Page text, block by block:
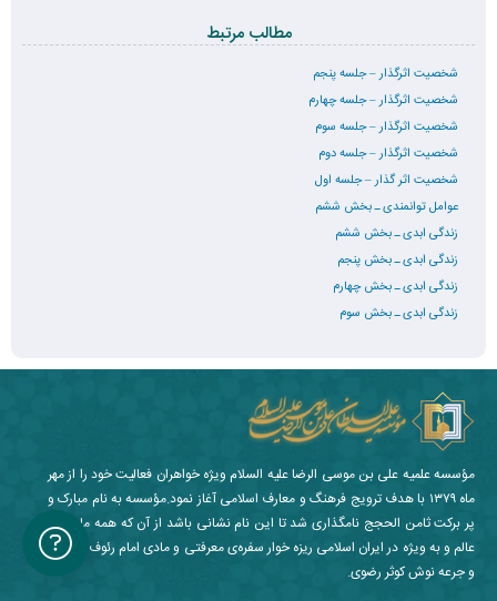
مطالب مرتبط
شخصیت اثرگذار – جلسه پنجم
شخصیت اثرگذار – جلسه چهارم
شخصیت اثرگذار – جلسه سوم
شخصیت اثرگذار – جلسه دوم
شخصیت اثر گذار – جلسه اول
عوامل توانمندی ـ بخش ششم
زندگی ابدی ـ بخش ششم
زندگی ابدی ـ بخش پنجم
زندگی ابدی ـ بخش چهارم
زندگی ابدی ـ بخش سوم
مؤسسه علمیه علی بن موسی الرضا علیه السلام ویژه خواهران فعالیت خود را از مهر
ماه ۱۳۷۹ با هدف ترویج فرهنگ و معارف اسلامی آغاز نمود.مؤسسه به نام مبارک و
پر برکت ثامن الحجج نامگذاری شد تا این نام نشانی باشد از آن که همه ما در دو
عالم و به ویژه در ایران اسلامی ریزه خوار سفره‌ی معرفتی و مادی امام رئوف هستیم
و جرعه نوش کوثر رضوی.